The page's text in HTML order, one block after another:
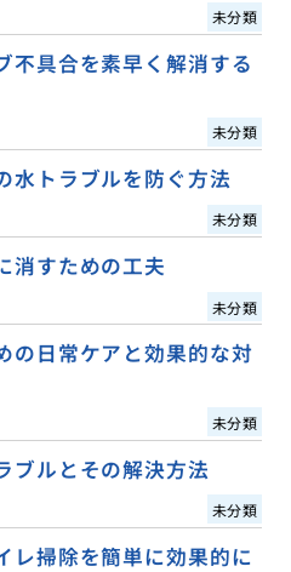
未分類
不具合を素早く解消する
未分類
水トラブルを防ぐ方法
未分類
消すための工夫
未分類
の日常ケアと効果的な対
未分類
ブルとその解決方法
未分類
レ掃除を簡単に効果的に